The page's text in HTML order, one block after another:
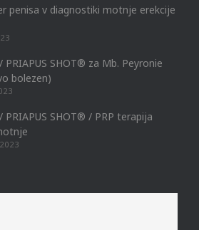
penisa v diagnostiki motnje erekcije
PRIAPUS SHOT® za Mb. Peyronie
bolezen)
PRIAPUS SHOT® / PRP terapija